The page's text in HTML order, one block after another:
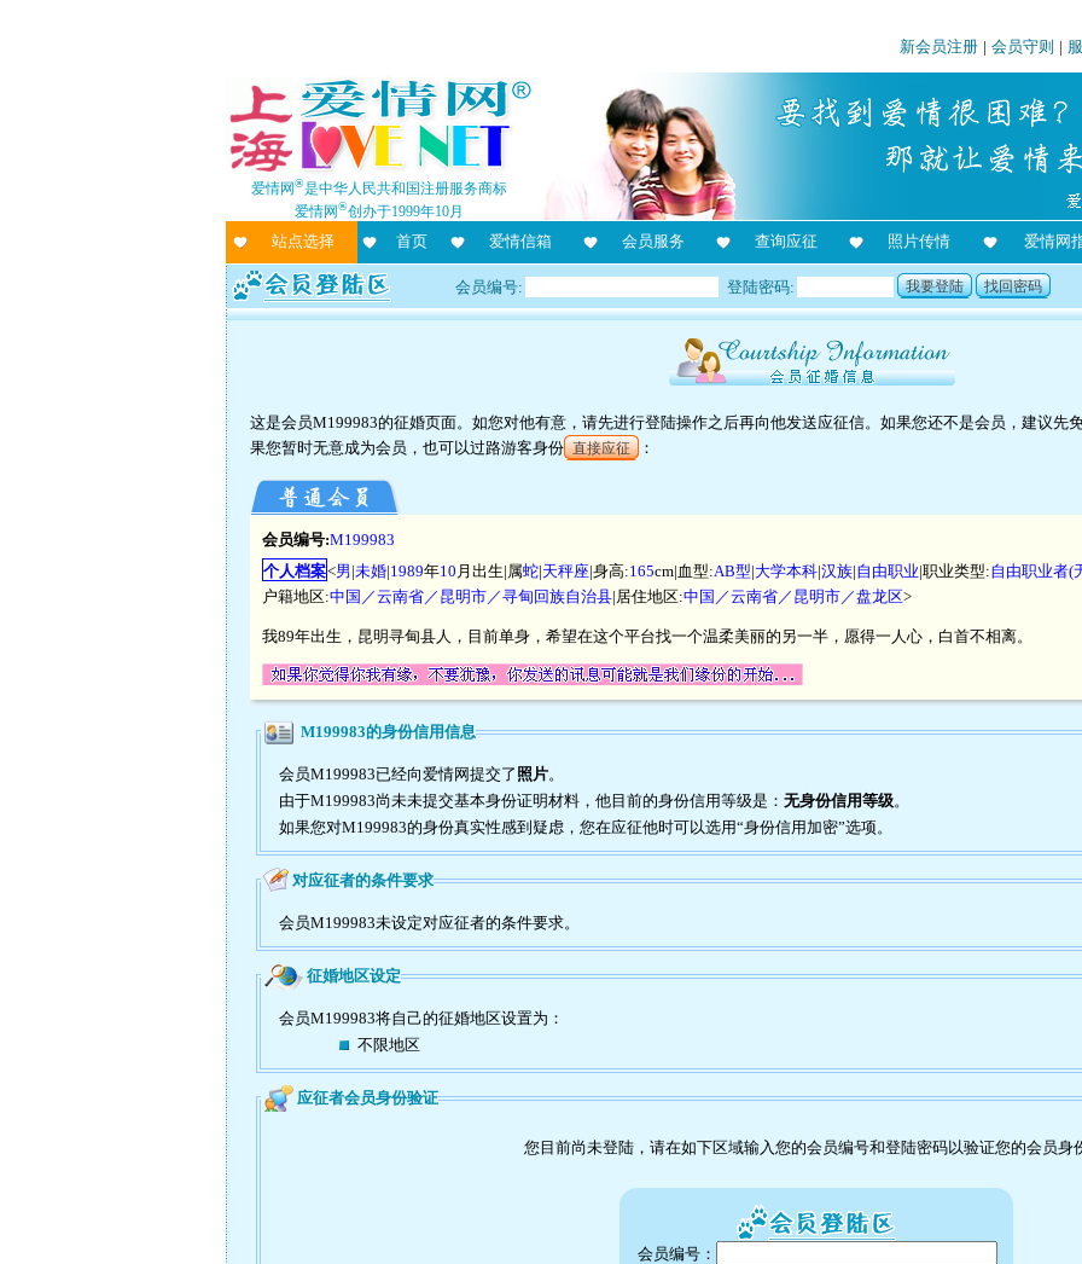
新会员注册 | 会员守则 |
爱情网®是中华人民共和国注册服务商标
爱情网®创办于1999年10月
站点选择 首页 爱情信箱 会员服务 查询应征 照片传情 爱情网
会员编号: 登陆密码: 我要登陆 找回密码
这是会员M199983的征婚页面。如您对他有意，请先进行登陆操作之后再向他发送应征信。如果您还不是会员，建议先
果您暂时无意成为会员，也可以过路游客身份 直接应征 ：
会员编号:M199983
个人档案<男|未婚|1989年10 月出生|属蛇|天秤座|身高:165cm|血型:AB型|大学本科|汉族|自由职业|职业类型:自由职业者(
户籍地区:中国／云南省／昆明市／寻甸回族自治县|居住地区:中国／云南省／昆明市／盘龙区>
我89年出生，昆明寻甸县人，目前单身，希望在这个平台找一个温柔美丽的另一半，愿得一人心，白首不相离。
M199983的身份信用信息
会员M199983已经向爱情网提交了 照片。
由于M199983尚未未提交基本身份证明材料，他目前的身份信用等级是： 无身份信用等级。
如果您对M199983的身份真实性感到疑虑，您在应征他时可以选用“身份信用加密”选项。
对应征者的条件要求
会员M199983未设定对应征者的条件要求。
征婚地区设定
会员M199983将自己的征婚地区设置为：
不限地区
应征者会员身份验证
您目前尚未登陆，请在如下区域输入您的会员编号和登陆密码以验证您的会员身
会员编号：